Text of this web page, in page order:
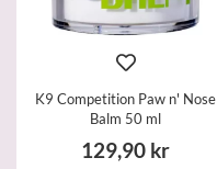
K9 Competition Paw n' Nose
Balm 50 ml
129,90 kr